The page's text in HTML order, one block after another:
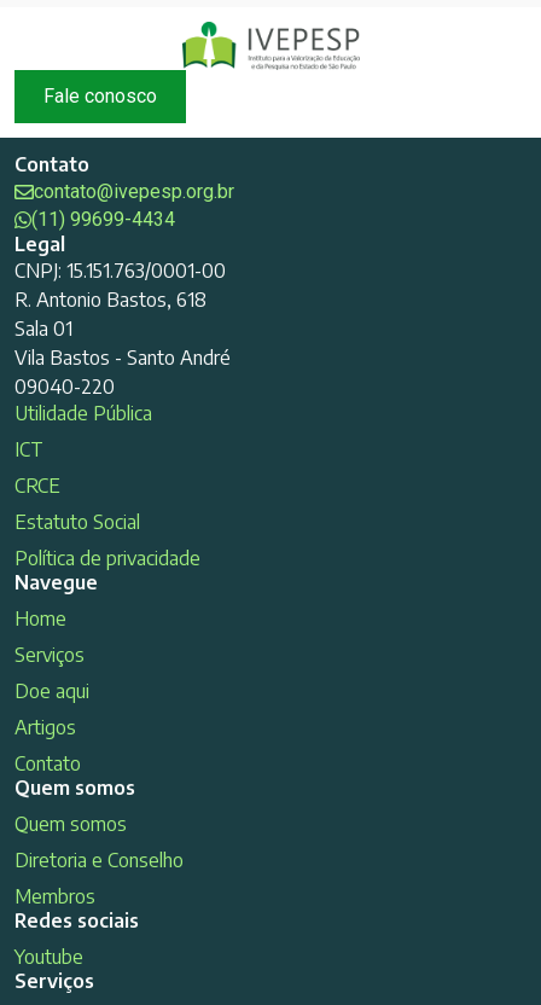
Fale conosco
Contato
contato@ivepesp.org.br
(11) 99699-4434
Legal
CNPJ: 15.151.763/0001-00
R. Antonio Bastos, 618
Sala 01
Vila Bastos - Santo André
09040-220
Utilidade Pública
ICT
CRCE
Estatuto Social
Política de privacidade
Navegue
Home
Serviços
Doe aqui
Artigos
Contato
Quem somos
Quem somos
Diretoria e Conselho
Membros
Redes sociais
Youtube
Serviços